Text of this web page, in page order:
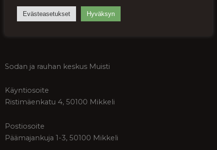
Sodan ja rauhan keskus Muisti
Käyntiosoite
Ristimäenkatu 4, 50100 Mikkeli
Postiosoite
Päämajankuja 1-3, 50100 Mikkeli
Evästeasetukset Hyväksyn